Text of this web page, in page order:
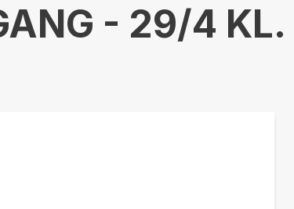
- 29/4